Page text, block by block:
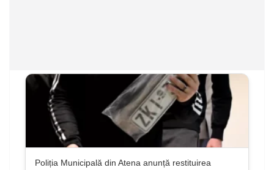
Poliția Municipală din Atena anunță restituirea